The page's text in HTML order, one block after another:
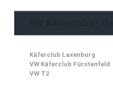
Käferclub Laxenburg
VW Käferclub Fürstenfeld
VW T2